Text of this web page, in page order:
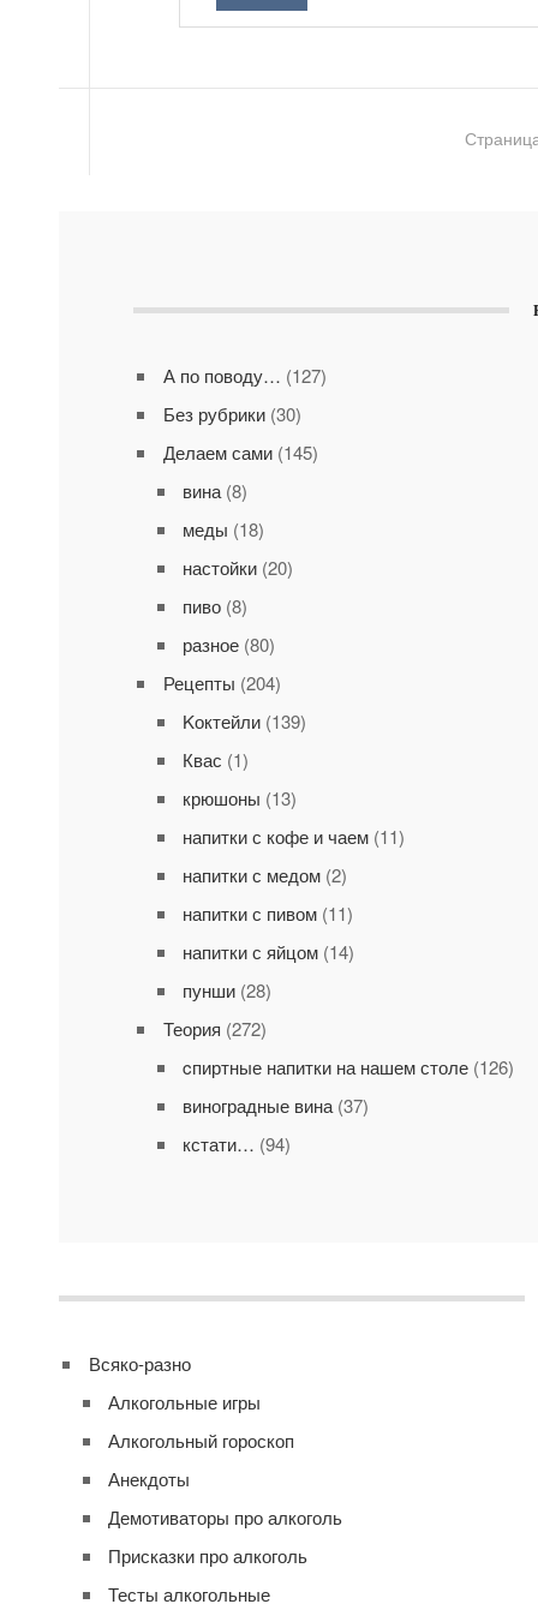
А по поводу… (127)
Без рубрики(30)
Делаем сами(145)
вина(8)
меды (18)
настойки(20)
пиво(8)
разное(80)
Рецепты (204)
Kоктейли(139)
Квас (1)
крюшоны (13)
напитки с кофе и чаем(11)
напитки с медом(2)
напитки с пивом(11)
напитки с яйцом(14)
пунши(28)
Теория (272)
cпиртные напитки на нашем столе(126)
виноградные вина(37)
кстати… (94)
Всяко-разно
Алкогольные игры
Алкогольный гороскоп
Анекдоты
Демотиваторы про алкоголь
Присказки про алкоголь
Тесты алкогольные